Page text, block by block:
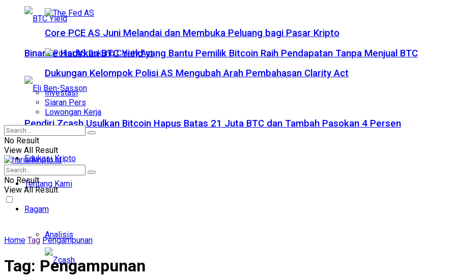
Binance Hadirkan BTC Yield yang Bantu Pemilik Bitcoin Raih Pendapatan Tanpa Menjual BTC
Pendiri Zcash Usulkan Bitcoin Hapus Batas 21 Juta BTC dan Tambah Pasokan 4 Persen
Edukasi Kripto
Tentang Kami
Ragam
Analisis
Core PCE AS Juni Melandai dan Membuka Peluang bagi Pasar Kripto
Dukungan Kelompok Polisi AS Mengubah Arah Pembahasan Clarity Act
Investasi
Siaran Pers
Lowongan Kerja
No Result
View All Result
No Result
View All Result
Home Tag Pengampunan
Tag: Pengampunan